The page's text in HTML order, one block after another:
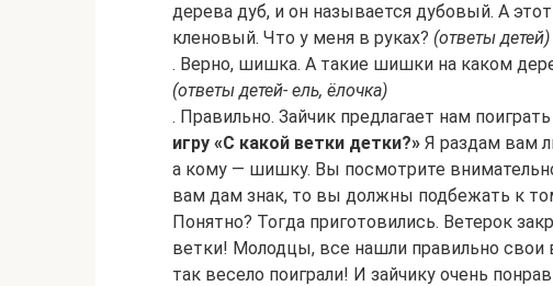
дерева дуб, и он называется дубовый. А
кленовый. Что у меня в руках? (ответы детей)
. Верно, шишка. А такие шишки на каком
(ответы детей- ель, ёлочка)
. Правильно. Зайчик предлагает нам
игру «С какой ветки детки?» Я раздам вам
а кому — шишку. Вы посмотрите
вам дам знак, то вы должны подбежать к
Понятно? Тогда приготовились. Ветерок
ветки! Молодцы, все нашли правильно свои
так весело поиграли! И зайчику очень